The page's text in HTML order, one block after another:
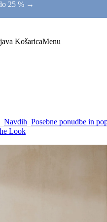
25 % →
KošaricaMenu
Navdih Posebne ponudbe in
Look